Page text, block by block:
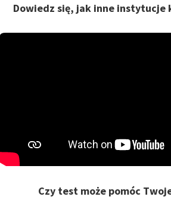
Dowiedz się, jak inne instytucje
Czy test może pomóc